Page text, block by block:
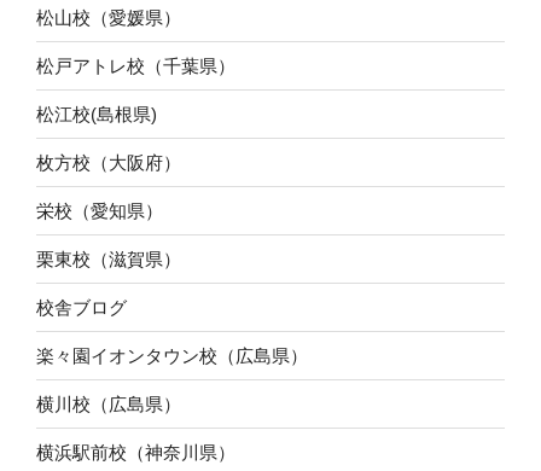
松山校（愛媛県）
松戸アトレ校（千葉県）
松江校(島根県)
枚方校（大阪府）
栄校（愛知県）
栗東校（滋賀県）
校舎ブログ
楽々園イオンタウン校（広島県）
横川校（広島県）
横浜駅前校（神奈川県）